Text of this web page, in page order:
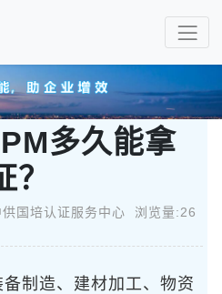
多久能拿
？
国培认证服务中心 浏览量:26
制造、建材加工、物资